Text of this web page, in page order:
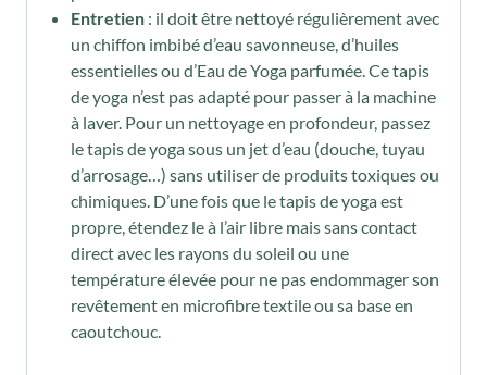
Entretien : il doit être nettoyé régulièrement avec
un chiffon imbibé d’eau savonneuse, d’huiles
essentielles ou d’Eau de Yoga parfumée. Ce tapis
de yoga n’est pas adapté pour passer à la machine
à laver. Pour un nettoyage en profondeur, passez
le tapis de yoga sous un jet d’eau (douche, tuyau
d’arrosage…) sans utiliser de produits toxiques ou
chimiques. D’une fois que le tapis de yoga est
propre, étendez le à l’air libre mais sans contact
direct avec les rayons du soleil ou une
température élevée pour ne pas endommager son
revêtement en microfibre textile ou sa base en
caoutchouc.